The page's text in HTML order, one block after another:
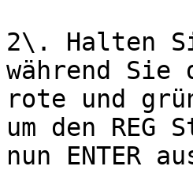
2\. Halten
während Sie
rote und
um den REG
nun ENTER